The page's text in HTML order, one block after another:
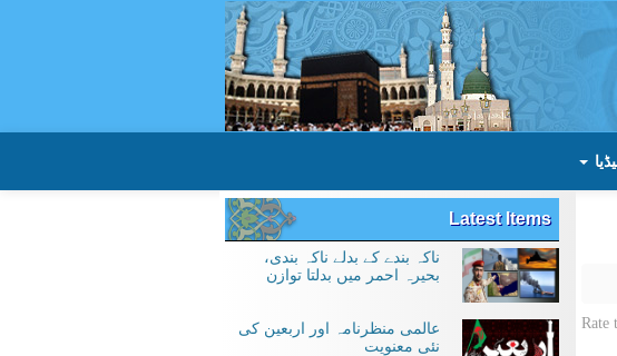
Rate
Latest Items
ناکہ بندے کے بدلے ناکہ بندی،
بحیرہ احمر میں بدلتا توازن
عالمی منظرنامہ اور اربعین کی
نئی معنویت